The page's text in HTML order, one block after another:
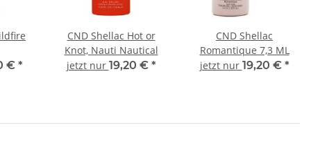
€ *
CND Shellac Hot or
Knot, Nauti Nautical
jetzt nur 19,20 € *
CND Shellac
Romantique 7,3 ML
jetzt nur 19,20 € *